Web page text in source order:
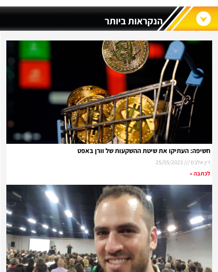
הנקראות ביותר
חשיפה: העתיקו את שיטת ההשקעות של וורן באפט
דין אלבס
לכתבה »